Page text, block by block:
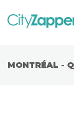
MONTRÉAL -